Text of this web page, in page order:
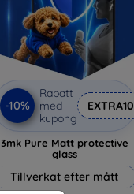
-10%
Rabatt
med
kupong
EXTRA10
3mk Pure Matt protective
glass
Tillverkat efter mått